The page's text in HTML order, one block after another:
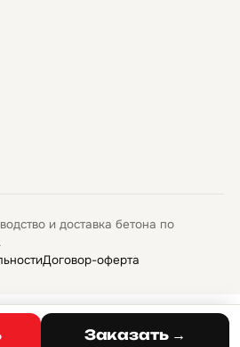
и доставка бетона по
Договор-оферта
Заказать →